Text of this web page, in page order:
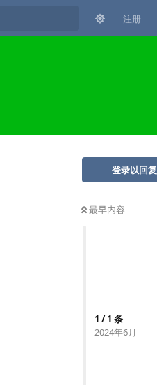
注册
登录以回复
最早内容
1 /1 条
2024年6月